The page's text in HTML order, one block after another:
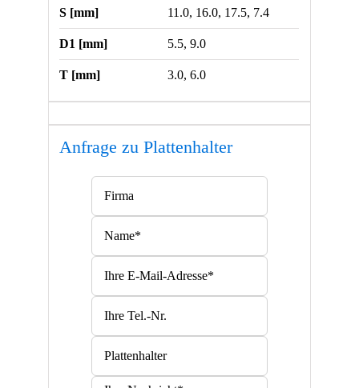
S [mm] 11.0, 16.0, 17.5, 7.4
D1 [mm] 5.5, 9.0
T [mm] 3.0, 6.0
Anfrage zu Plattenhalter